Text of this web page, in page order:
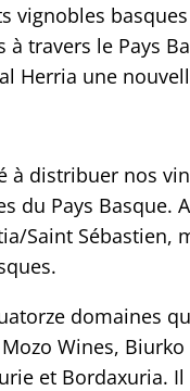
vignobles
travers le Pays
Herria une
à distribuer nos
du Pays Basque.
Saint Sébastien,
domaines
Wines,
et Bordaxuria.